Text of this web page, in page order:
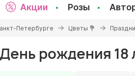
Акции Розы
Петербурге Цветы 💐
рождения 18